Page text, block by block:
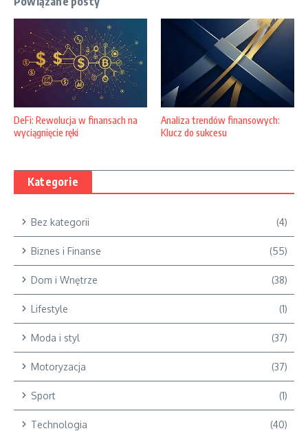
DeFi: Rewolucja w finansach na
wyciągnięcie ręki
Analiza trendów finansowych:
Klucz do sukcesu
Kategorie
Bez kategorii (4)
Biznes i Finanse (55)
Dom i Wnętrze (38)
Lifestyle (1)
Moda i styl (37)
Motoryzacja (37)
Sport (1)
Technologia (40)